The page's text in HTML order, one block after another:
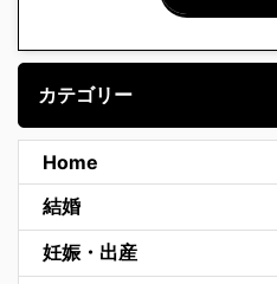
カテゴリー
Home
結婚
妊娠・出産